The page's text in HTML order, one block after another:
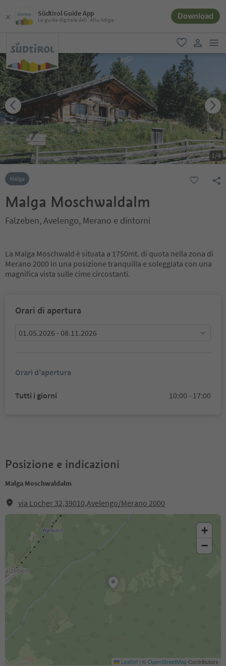
Südtirol Guide App
La guida digitale dell´Alto Adige Download
favoriti
user link
1/4
Malga
Malga Moschwaldalm
Falzeben, Avelengo, Merano e dintorni
La Malga Moschwald è situata a 1750mt. di quota nella zona di
Merano 2000 in una posizione tranquilla e soleggiata con una
magnifica vista sulle cime circostanti.
Orari di apertura
01.05.2026 - 08.11.2026
Orari d'apertura
Tutti i giorni 10:00 - 17:00
Posizione e indicazioni
Malga Moschwaldalm
via Locher 32,39010,Avelengo/Merano 2000
+
−
Leaflet | ©OpenStreetMapContributors